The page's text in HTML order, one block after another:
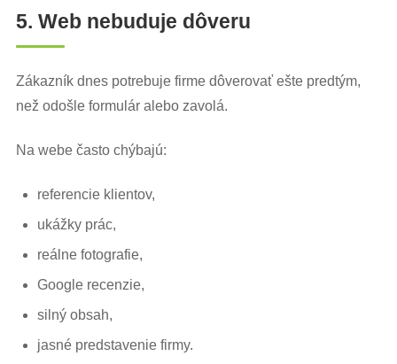
5. Web nebuduje dôveru
Zákazník dnes potrebuje firme dôverovať ešte predtým,
než odošle formulár alebo zavolá.
Na webe často chýbajú:
referencie klientov,
ukážky prác,
reálne fotografie,
Google recenzie,
silný obsah,
jasné predstavenie firmy.